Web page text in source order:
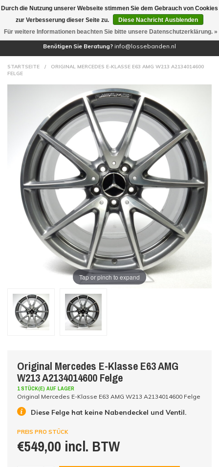
(0)
Benötigen Sie Beratung? info@lossebanden.nl
STARTSEITE /
ORIGINAL MERCEDES E-KLASSE E63 AMG W213 A2134014600
FELGE
Tap or pinch to expand
Original Mercedes E-Klasse E63 AMG
W213 A2134014600 Felge
1 STÜCK(E) AUF LAGER
Original Mercedes E-Klasse E63 AMG W213 A2134014600 Felge
Diese Felge hat keine Nabendeckel und Ventil.
PREIS PRO STÜCK
€549,00 incl. BTW
Durch die Nutzung unserer Webseite stimmen Sie dem Gebrauch von Cookies
zur Verbesserung dieser Seite zu.
Diese Nachricht Ausblenden
Für weitere Informationen beachten Sie bitte unsere Datenschutzerklärung. »